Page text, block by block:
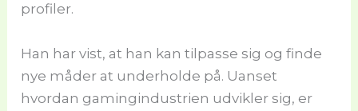
profiler.
Han har vist, at han kan tilpasse sig og finde
nye måder at underholde på. Uanset
hvordan gamingindustrien udvikler sig, er